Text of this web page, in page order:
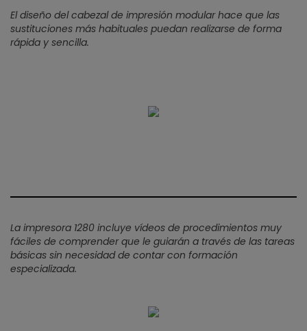
El diseño del cabezal de impresión modular hace que las
sustituciones más habituales puedan realizarse de forma
rápida y sencilla.
La impresora 1280 incluye vídeos de procedimientos muy
fáciles de comprender que le guiarán a través de las tareas
básicas sin necesidad de contar con formación
especializada.